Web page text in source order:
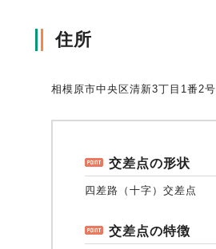
自賠責保険
協会の活動・概要トップ
会員会社情報
住所
相模原市中央区清新3丁目1番2号
交差点の形状
四差路（十字）交差点
交差点の特徴